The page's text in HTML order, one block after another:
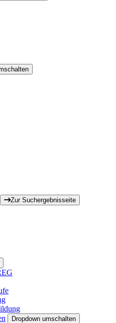
Zur Suchergebnisseite
Dropdown umschalten